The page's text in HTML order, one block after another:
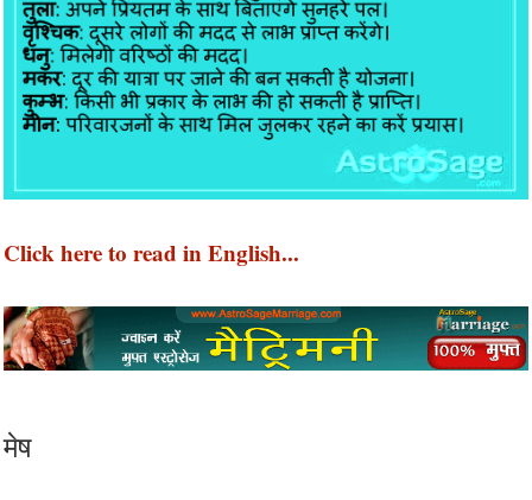
Click here to read in English...
मेष